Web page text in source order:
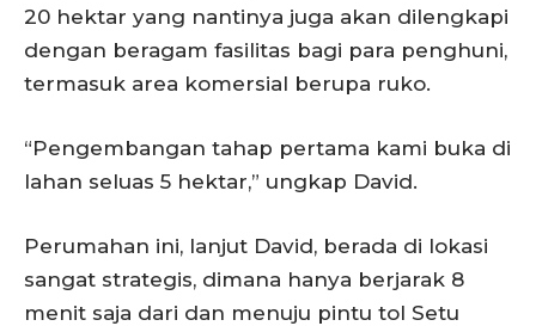
20 hektar yang nantinya juga akan dilengkapi
dengan beragam fasilitas bagi para penghuni,
termasuk area komersial berupa ruko.
“Pengembangan tahap pertama kami buka di
lahan seluas 5 hektar,” ungkap David.
Perumahan ini, lanjut David, berada di lokasi
sangat strategis, dimana hanya berjarak 8
menit saja dari dan menuju pintu tol Setu